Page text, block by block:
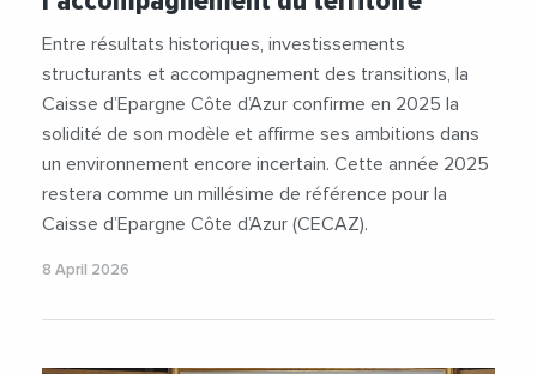
Entre résultats historiques, investissements
structurants et accompagnement des transitions, la
Caisse d’Epargne Côte d’Azur confirme en 2025 la
solidité de son modèle et affirme ses ambitions dans
un environnement encore incertain. Cette année 2025
restera comme un millésime de référence pour la
Caisse d’Epargne Côte d’Azur (CECAZ).
8 April 2026